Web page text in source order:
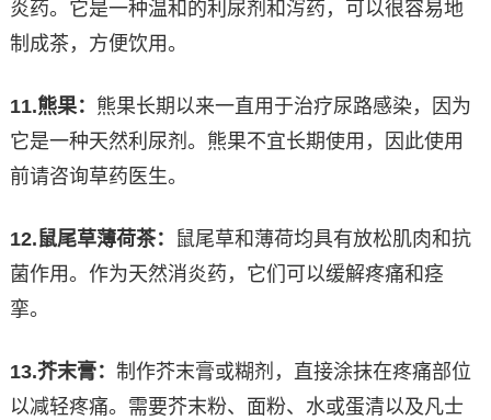
炎药。它是一种温和的利尿剂和泻药，可以很容易地
制成茶，方便饮用。
11.熊果： 熊果长期以来一直用于治疗尿路感染，因为
它是一种天然利尿剂。熊果不宜长期使用，因此使用
前请咨询草药医生。
12.鼠尾草薄荷茶：
鼠尾草和薄荷均具有放松肌肉和抗
菌作用。作为天然消炎药，它们可以缓解疼痛和痉
挛。
13.芥末膏： 制作芥末膏或糊剂，直接涂抹在疼痛部位
以减轻疼痛。需要芥末粉、面粉、水或蛋清以及凡士